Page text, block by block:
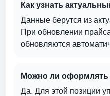
Как узнать
Данные берутся из
При обновлении
обновляются
Можно ли оформлять
Да. Для этой позиции